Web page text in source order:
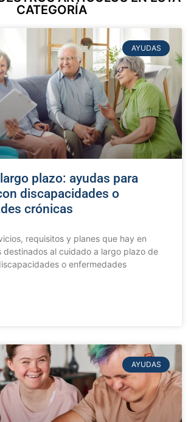
CATEGORÍA
AYUDAS
plazo: ayudas para
discapacidades o
crónicas
requisitos y planes que hay en
destinados al cuidado a largo plazo de
o enfermedades
AYUDAS